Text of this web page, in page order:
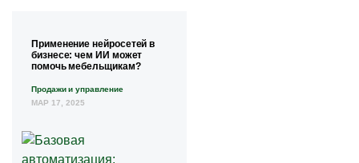
Применение нейросетей в
бизнесе: чем ИИ может
помочь мебельщикам?
Продажи и управление
МАР 17, 2025